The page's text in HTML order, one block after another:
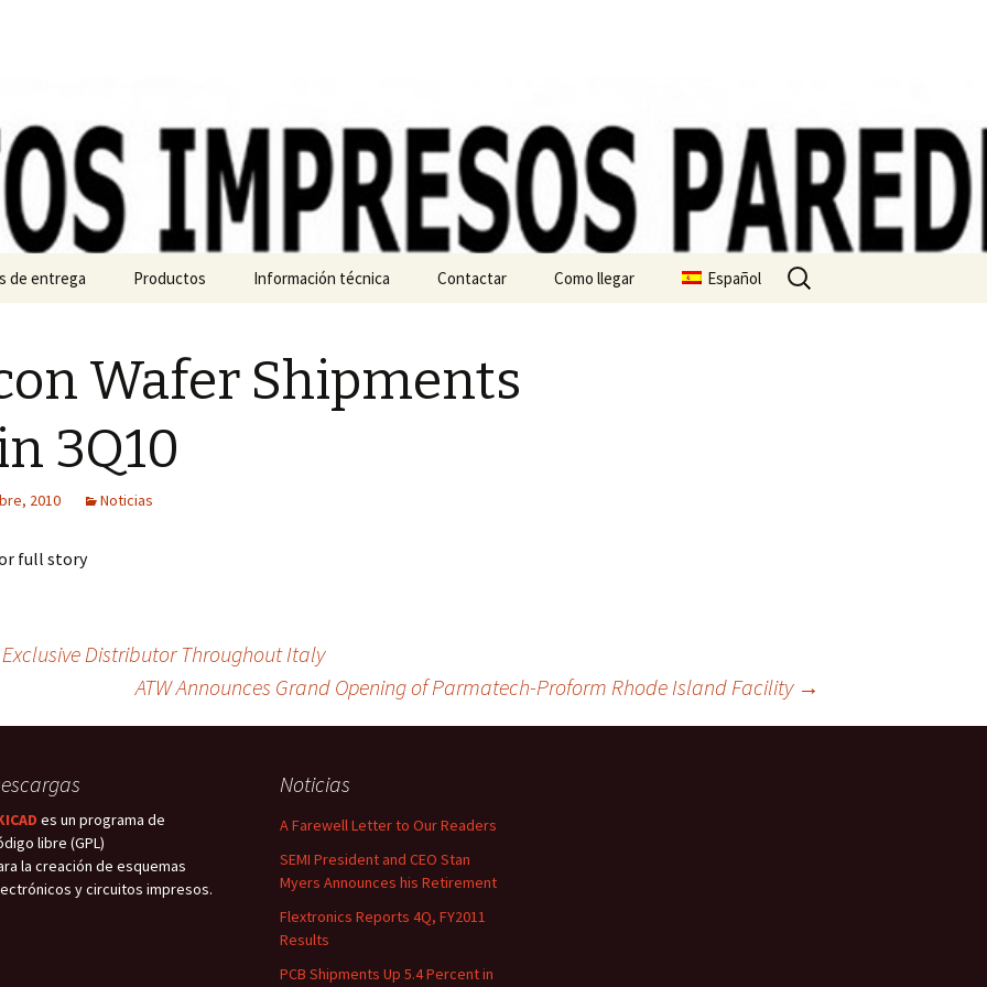
de entrega Productos
Materiales
Máscaras y Serigrafías
Información técnica
Como crear un archivo
gerber
Contactar Como llegar Español Buscar:
Wafer Shipments
3Q10
2010 Noticias
full story
Distributor Throughout Italy
ATW Announces Grand Opening of Parmatech-Proform Rhode Island Facility →
es un programa de
libre (GPL)
la creación de esquemas
y circuitos impresos.
Noticias
A Farewell Letter to Our Readers
SEMI President and CEO Stan
Myers Announces his Retirement
Flextronics Reports 4Q, FY2011
Results
PCB Shipments Up 5.4 Percent in